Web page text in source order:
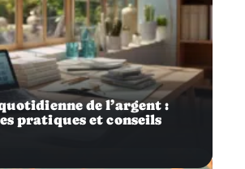
de l’argent :
pratiques et conseils